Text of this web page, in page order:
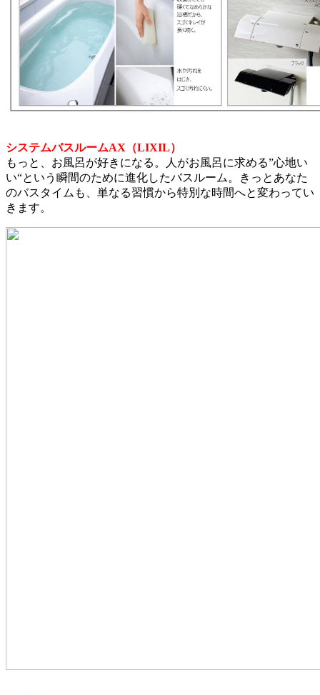
システムバスルームAX（LIXIL）
もっと、お風呂が好きになる。人がお風呂に求める”心地い
い“という瞬間のために進化したバスルーム。きっとあなた
のバスタイムも、単なる習慣から特別な時間へと変わってい
きます。